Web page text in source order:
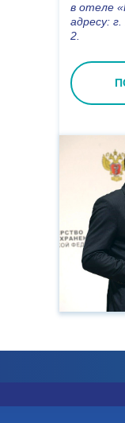
в отеле
адресу:
2.